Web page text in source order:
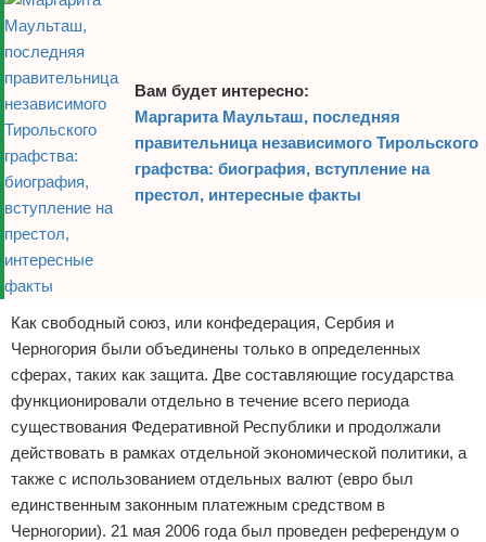
Вам будет интересно:
Маргарита Маульташ, последняя
правительница независимого Тирольского
графства: биография, вступление на
престол, интересные факты
Как свободный союз, или конфедерация, Сербия и
Черногория были объединены только в определенных
сферах, таких как защита. Две составляющие государства
функционировали отдельно в течение всего периода
существования Федеративной Республики и продолжали
действовать в рамках отдельной экономической политики, а
также с использованием отдельных валют (евро был
единственным законным платежным средством в
Черногории). 21 мая 2006 года был проведен референдум о